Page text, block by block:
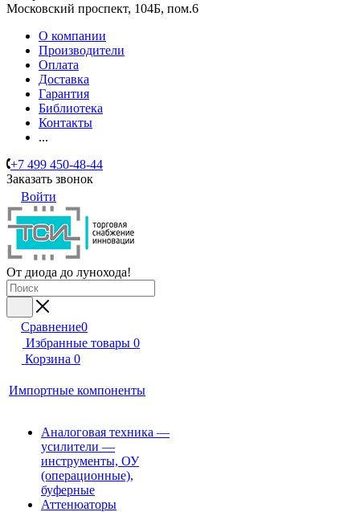
​Московский проспект, 104Б, пом.6
О компании
Производители
Оплата
Доставка
Гарантия
Библиотека
Контакты
...
+7 499 450-48-44
Заказать звонок
Войти
От диода до лунохода!
Сравнение0
Избранные товары 0
Корзина 0
Импортные компоненты
Аналоговая техника —
усилители —
инструменты, ОУ
(операционные),
буферные
Аттенюаторы